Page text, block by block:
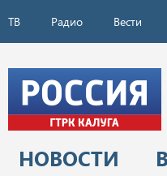
ТВ Радио Вести
НОВОСТИ